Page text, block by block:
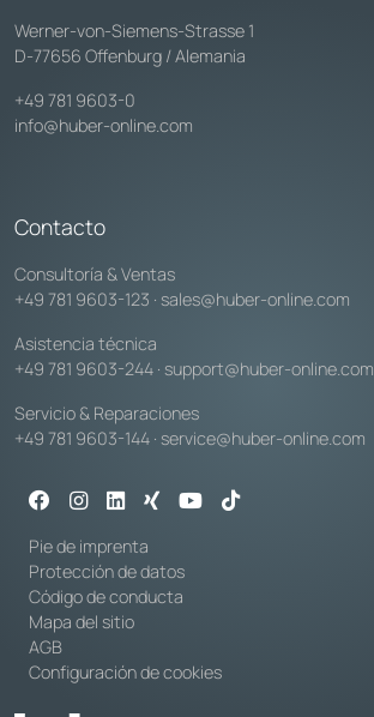
Werner-von-Siemens-Strasse 1
D-77656 Offenburg / Alemania
+49 781 9603-0
info@huber-online.com
Contacto
Consultoría & Ventas
+49 781 9603-123 · sales@huber-online.com
Asistencia técnica
+49 781 9603-244 · support@huber-online.com
Servicio & Reparaciones
+49 781 9603-144 · service@huber-online.com
Pie de imprenta
Protección de datos
Código de conducta
Mapa del sitio
AGB
Configuración de cookies